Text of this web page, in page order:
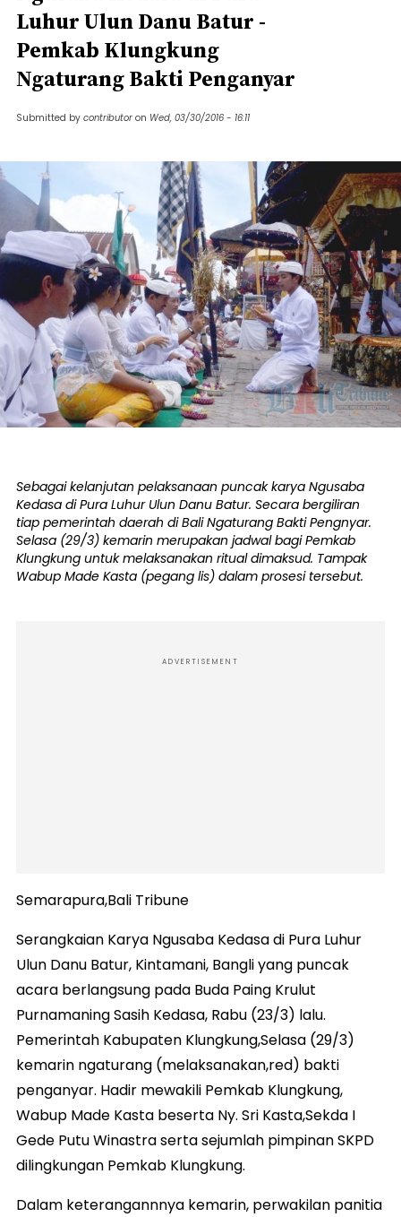
Luhur Ulun Danu Batur -
Pemkab Klungkung
Ngaturang Bakti Penganyar
Submitted by contributor on Wed, 03/30/2016 - 16:11
Sebagai kelanjutan pelaksanaan puncak karya Ngusaba
Kedasa di Pura Luhur Ulun Danu Batur. Secara bergiliran
tiap pemerintah daerah di Bali Ngaturang Bakti Pengnyar.
Selasa (29/3) kemarin merupakan jadwal bagi Pemkab
Klungkung untuk melaksanakan ritual dimaksud. Tampak
Wabup Made Kasta (pegang lis) dalam prosesi tersebut.
ADVERTISEMENT
Semarapura,Bali Tribune
Serangkaian Karya Ngusaba Kedasa di Pura Luhur
Ulun Danu Batur, Kintamani, Bangli yang puncak
acara berlangsung pada Buda Paing Krulut
Purnamaning Sasih Kedasa, Rabu (23/3) lalu.
Pemerintah Kabupaten Klungkung,Selasa (29/3)
kemarin ngaturang (melaksanakan,red) bakti
penganyar. Hadir mewakili Pemkab Klungkung,
Wabup Made Kasta beserta Ny. Sri Kasta,Sekda I
Gede Putu Winastra serta sejumlah pimpinan SKPD
dilingkungan Pemkab Klungkung.
Dalam keterangannnya kemarin, perwakilan panitia